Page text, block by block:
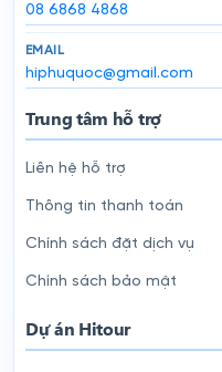
08 6868 4868
EMAIL
hiphuquoc@gmail.com
Trung tâm hỗ trợ
Liên hệ hỗ trợ
Thông tin thanh toán
Chính sách đặt dịch vụ
Chính sách bảo mật
Dự án Hitour